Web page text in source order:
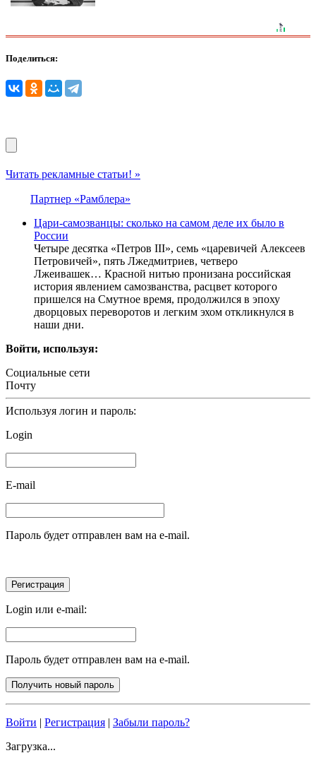
Поделиться:
Читать рекламные статьи! »
Партнер «Рамблера»
Цари-самозванцы: сколько на самом деле их было в
России
Четыре десятка «Петров III», семь «царевичей Алексеев
Петровичей», пять Лжедмитриев, четверо
Лжеивашек… Красной нитью пронизана российская
история явлением самозванства, расцвет которого
пришелся на Смутное время, продолжился в эпоху
дворцовых переворотов и легким эхом откликнулся в
наши дни.
Войти, используя:
Социальные сети
Почту
Используя логин и пароль:
Login
E-mail
Пароль будет отправлен вам на e-mail.
Login или e-mail:
Пароль будет отправлен вам на e-mail.
Войти | Регистрация | Забыли пароль?
Загрузка...